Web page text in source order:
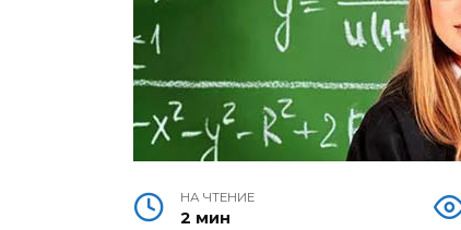
НА ЧТЕНИЕ
2 мин